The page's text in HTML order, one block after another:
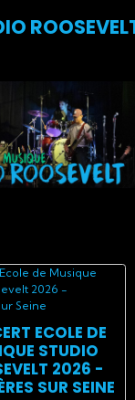
ECOLE DE
STUDIO
2026 -
SUR SEINE